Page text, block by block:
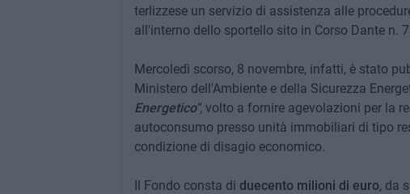
terlizzese un servizio di assistenza alle
all'interno dello sportello sito in Corso Dante n.
Mercoledì scorso, 8 novembre, infatti, è stato
Ministero dell'Ambiente e della Sicurezza
Energetico", volto a fornire agevolazioni per la
autoconsumo presso unità immobiliari di tipo
condizione di disagio economico.
Il Fondo consta di duecento milioni di euro, da